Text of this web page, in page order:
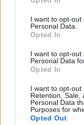
use your data for
consent section.
I want to opt-out
Personal Data.
Opted In
I want to opt-
Personal Data
Opted In
I want to opt-out
Retention, Sale,
Personal Data
Purposes for
Opted Out
Σαν σήμερα, το 1937,
παλικάρι της Σάντας
10/02/2023 - 12:12μμ